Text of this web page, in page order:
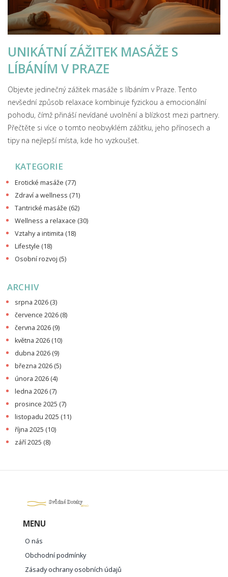
UNIKÁTNÍ ZÁŽITEK MASÁŽE S
LÍBÁNÍM V PRAZE
Objevte jedinečný zážitek masáže s líbáním v Praze. Tento
nevšední způsob relaxace kombinuje fyzickou a emocionální
pohodu, čímž přináší nevídané uvolnění a blízkost mezi partnery.
Přečtěte si více o tomto neobvyklém zážitku, jeho přínosech a
tipy na nejlepší místa, kde ho vyzkoušet.
KATEGORIE
Erotické masáže (77)
Zdraví a wellness (71)
Tantrické masáže (62)
Wellness a relaxace (30)
Vztahy a intimita (18)
Lifestyle (18)
Osobní rozvoj (5)
ARCHIV
srpna 2026 (3)
července 2026 (8)
června 2026 (9)
května 2026 (10)
dubna 2026 (9)
března 2026 (5)
února 2026 (4)
ledna 2026 (7)
prosince 2025 (7)
listopadu 2025 (11)
října 2025 (10)
září 2025 (8)
MENU
O nás
Obchodní podmínky
Zásady ochrany osobních údajů